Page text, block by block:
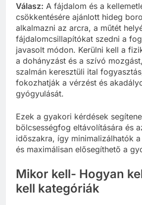
Válasz: A fájdalom és a
csökkentésére ajánlott hideg
alkalmazni az arcra, a műtét
fájdalomcsillapítókat szedni a
javasolt módon. Kerülni kell a
a dohányzást és a szívó
szalmán keresztüli ital
fokozhatják a vérzést és
gyógyulását.
Ezek a gyakori kérdések
bölcsességfog eltávolítására és
időszakra, így minimalizálhatók
és maximálisan elősegíthető a
Mikor kell- Hogyan
kell kategóriák